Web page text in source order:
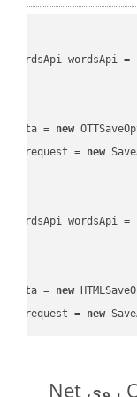
WordsApi wordsApi =
= new
request = new
WordsApi wordsApi =
= new
request = new
تبدیل ساده OTT Files to EMF روی Net